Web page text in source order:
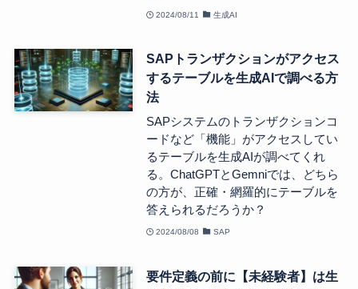
2024/08/11 生成AI
SAPトランザクションがアクセス
するテーブルを生成AIで調べる方
法
SAPシステムのトランザクションコ
ードなど「機能」がアクセスしてい
るテーブルを生成AIが調べてくれ
る。ChatGPTとGemniでは、どちら
の方が、正確・網羅的にテーブルを
答えられるだろうか？
2024/08/08 SAP
要件定義の前に【未経験者】は生